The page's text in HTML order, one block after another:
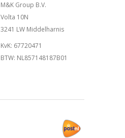
M&K Group B.V.
Volta 10N
3241 LW Middelharnis
KvK: 67720471
BTW: NL857148187B01